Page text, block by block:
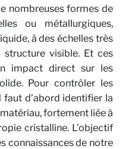
nombreuses formes de
ou métallurgiques,
à des échelles très
structure visible. Et ces
impact direct sur les
Pour contrôler les
d’abord identifier la
fortement liée à
cristalline. L’objectif
connaissances de notre